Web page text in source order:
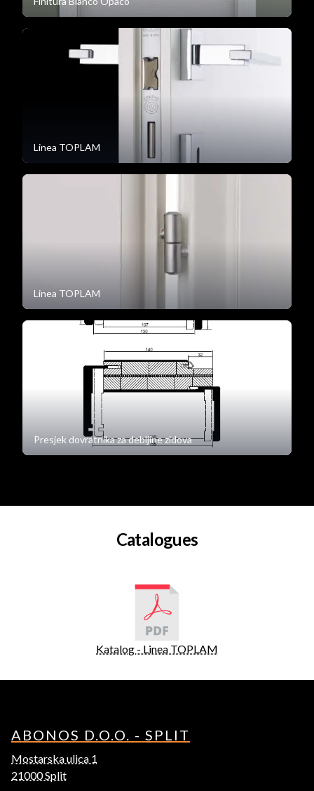
Linea TOPLAM
Linea TOPLAM
Presjek dovratnika za debljine zidova
Catalogues
Katalog - Linea TOPLAM
ABONOS D.O.O. - SPLIT
Mostarska ulica 1
21000 Split